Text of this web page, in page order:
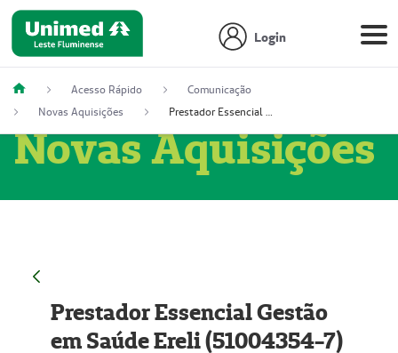
Login
Acesso Rápido
Comunicação
Novas Aquisições
Prestador Essencial Gestão em Saúde Ereli (51004354-7)
Novas Aquisições
Prestador Essencial Gestão
em Saúde Ereli (51004354-7)